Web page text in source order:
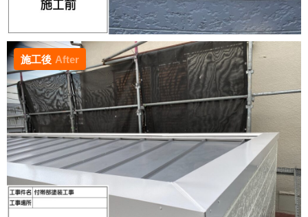
施工後 After